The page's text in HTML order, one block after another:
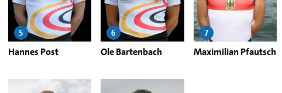
Hannes Post
5
Ole Bartenbach
6
Maximilian Pfautsch
7